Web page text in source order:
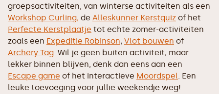
groepsactiviteiten, van winterse activiteiten als een
Workshop Curling, de Alleskunner Kerstquiz of het
Perfecte Kerstplaatje tot echte zomer-activiteiten
zoals een Expeditie Robinson, Vlot bouwen of
Archery Tag. Wil je geen buiten activiteit, maar
lekker binnen blijven, denk dan eens aan een
Escape game of het interactieve Moordspel. Een
leuke toevoeging voor jullie weekendje weg!